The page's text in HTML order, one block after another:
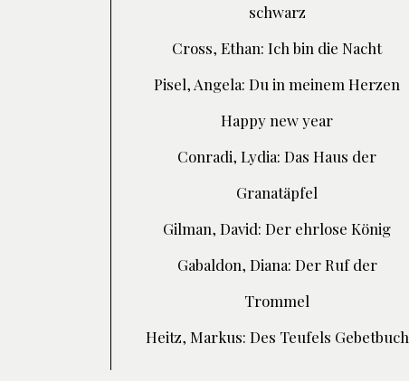
schwarz
Cross, Ethan: Ich bin die Nacht
Pisel, Angela: Du in meinem Herzen
Happy new year
Conradi, Lydia: Das Haus der
Granatäpfel
Gilman, David: Der ehrlose König
Gabaldon, Diana: Der Ruf der
Trommel
Heitz, Markus: Des Teufels Gebetbuch